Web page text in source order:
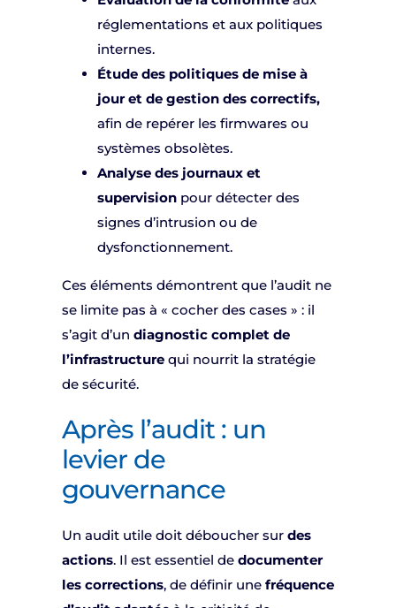
réglementations et aux politiques
internes.
Étude des politiques de mise à
jour et de gestion des correctifs,
afin de repérer les firmwares ou
systèmes obsolètes.
Analyse des journaux et
supervisionpour détecter des
signes d’intrusion ou de
dysfonctionnement.
Ces éléments démontrent que l’audit ne
se limite pas à « cocher des cases » : il
s’agit d’un diagnostic complet de
l’infrastructurequi nourrit la stratégie
de sécurité.
Après l’audit : un
levier de
gouvernance
Un audit utile doit déboucher sur des
actions. Il est essentiel dedocumenter
les corrections, de définir unefréquence